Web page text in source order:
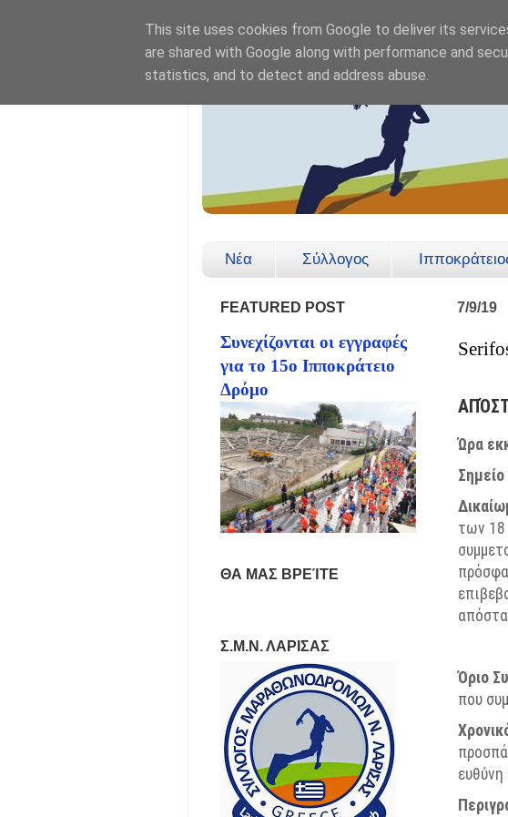
Νέα Σύλλογος
7/9/19
Ώρα
των 18
Όριο
που
FEATURED POST
Συνεχίζονται οι εγγραφές
για το 15ο Ιπποκράτειο
Δρόμο
ΘΑ ΜΑΣ ΒΡΕΊΤΕ
Σ.Μ.Ν. ΛΑΡΙΣΑΣ
This site uses cookies from Google to deliver its
are shared with Google along with performance and
statistics, and to detect and address abuse.